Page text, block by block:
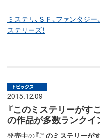
ミステリ、ＳＦ、ファンタジ
ステリーズ！
2015.12.09
『このミステリーがす
の作品が多数ランクイ
発売中の『このミステリーが